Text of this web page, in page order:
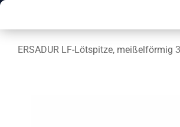
ERSADUR LF-Lötspitze, meißelförmig